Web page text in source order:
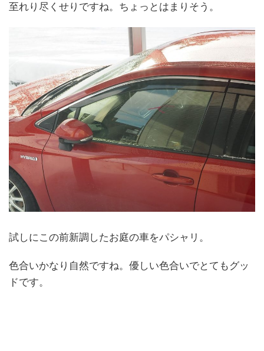
至れり尽くせりですね。ちょっとはまりそう。
試しにこの前新調したお庭の車をパシャリ。
色合いかなり自然ですね。優しい色合いでとてもグッ
ドです。